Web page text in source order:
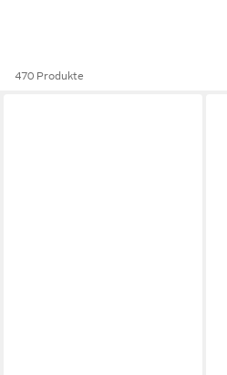
470 Produkte